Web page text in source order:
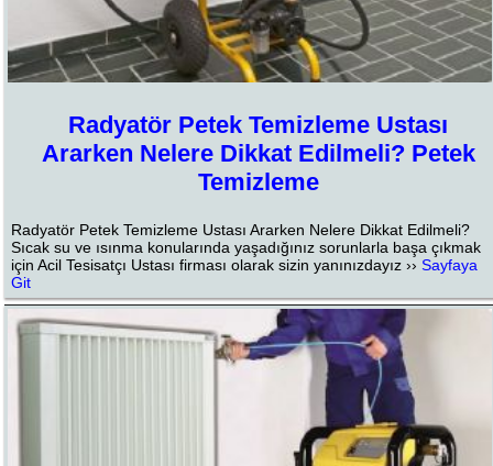
Radyatör Petek Temizleme Ustası
Ararken Nelere Dikkat Edilmeli? Petek
Temizleme
Radyatör Petek Temizleme Ustası Ararken Nelere Dikkat Edilmeli?
Sıcak su ve ısınma konularında yaşadığınız sorunlarla başa çıkmak
için Acil Tesisatçı Ustası firması olarak sizin yanınızdayız ››Sayfaya
Git